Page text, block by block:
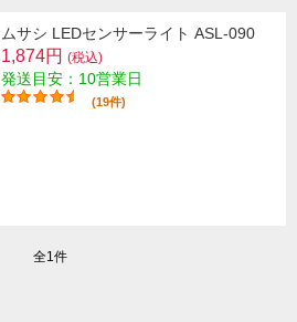
ムサシ LEDセンサーライト ASL-090
1,874円 (税込)
発送目安：10営業日
(19件)
全1件